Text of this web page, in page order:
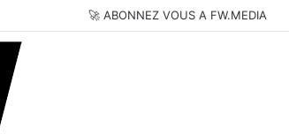
🚀 ABONNEZ VOUS A FW.MEDIA